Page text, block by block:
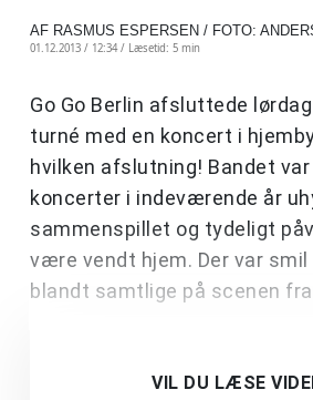
AF RASMUS ESPERSEN / FOTO:
01.12.2013 / 12:34 / Læsetid: 5 min
Go Go Berlin afsluttede
turné med en koncert i
hvilken afslutning! Bandet var
koncerter i indeværende år
sammenspillet og tydeligt
være vendt hjem. Der var smil
blandt samtlige på scenen
VIL DU LÆSE